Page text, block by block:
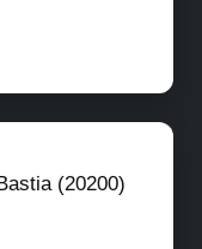
(20200)